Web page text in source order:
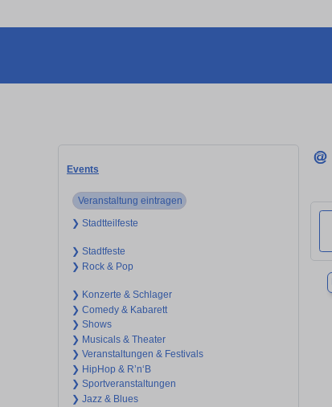
Events
Veranstaltung eintragen
❯ Stadtteilfeste
❯ Stadtfeste
❯ Rock & Pop
❯ Konzerte & Schlager
❯ Comedy & Kabarett
❯ Shows
❯ Musicals & Theater
❯ Veranstaltungen & Festivals
❯ HipHop & R’n‘B
❯ Sportveranstaltungen
❯ Jazz & Blues